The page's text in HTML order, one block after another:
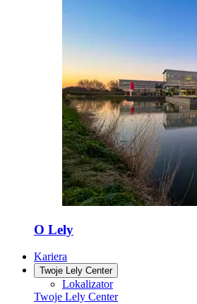
O Lely
Kariera
Twoje Lely Center
Lokalizator
Twoje Lely Center